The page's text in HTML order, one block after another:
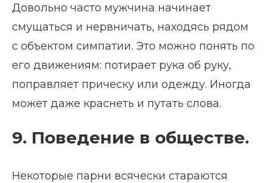
Довольно часто мужчина начинает
смущаться и нервничать, находясь рядом
с объектом симпатии. Это можно понять по
его движениям: потирает рука об руку,
поправляет прическу или одежду. Иногда
может даже краснеть и путать слова.
9. Поведение в обществе.
Некоторые парни всячески стараются